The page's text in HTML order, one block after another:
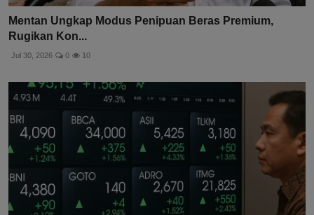
Mentan Ungkap Modus Penipuan Beras Premium,
Rugikan Kon...
Jul 30, 2026 0 10